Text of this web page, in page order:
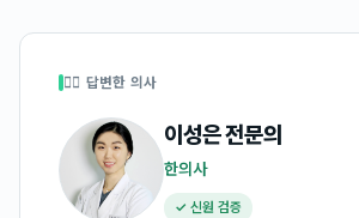
👩‍⚕️ 답변한 의사
이성은전문의
한의사
✓ 신원 검증